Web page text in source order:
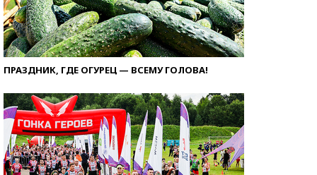
ПРАЗДНИК, ГДЕ ОГУРЕЦ — ВСЕМУ ГОЛОВА!